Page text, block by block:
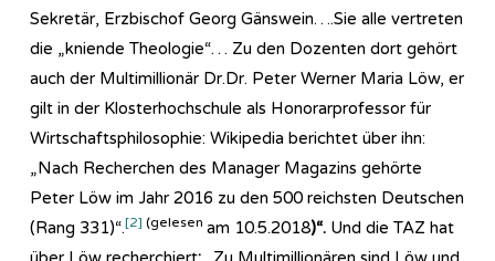
Sekretär, Erzbischof Georg Gänswein….Sie alle vertreten
die „kniende Theologie“… Zu den Dozenten dort gehört
auch der Multimillionär Dr.Dr. Peter Werner Maria Löw, er
gilt in der Klosterhochschule als Honorarprofessor für
Wirtschaftsphilosophie: Wikipedia berichtet über ihn:
„Nach Recherchen des Manager Magazins gehörte
Peter Löw im Jahr 2016 zu den 500 reichsten Deutschen
(Rang 331)“.[2] (gelesen am 10.5.2018)“. Und die TAZ hat